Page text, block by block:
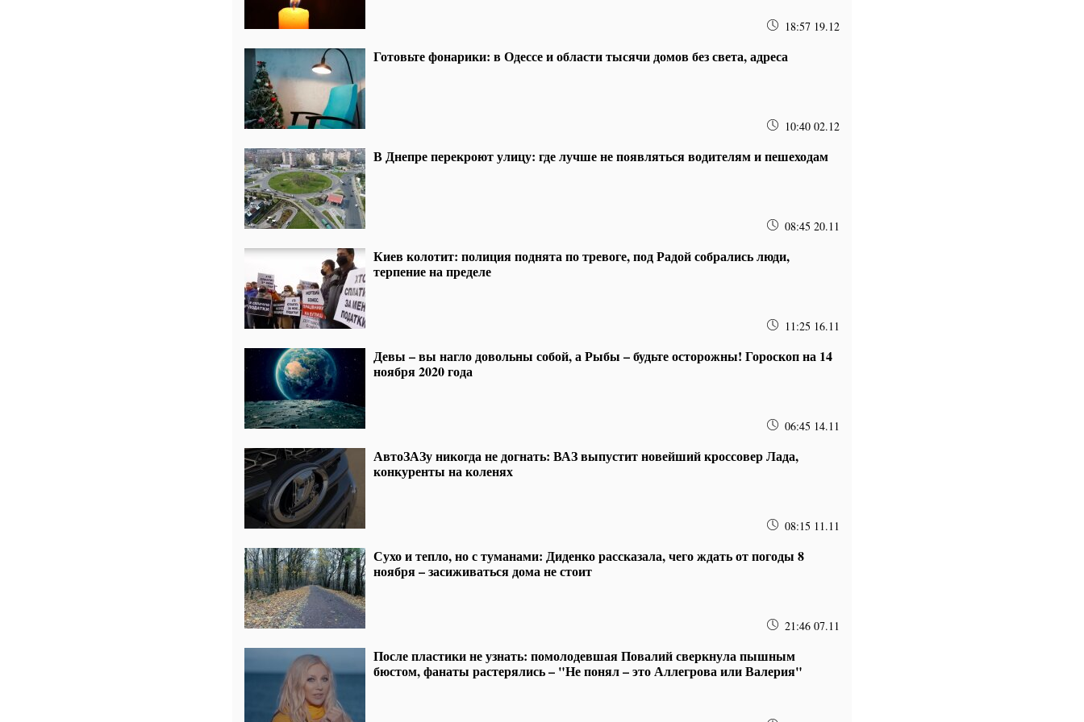
18:57 19.12
Готовьте фонарики: в Одессе и области тысячи домов без света, адреса
10:40 02.12
В Днепре перекроют улицу: где лучше не появляться водителям и пешеходам
08:45 20.11
Киев колотит: полиция поднята по тревоге, под Радой собрались люди,
терпение на пределе
11:25 16.11
Девы – вы нагло довольны собой, а Рыбы – будьте осторожны! Гороскоп на 14
ноября 2020 года
06:45 14.11
АвтоЗАЗу никогда не догнать: ВАЗ выпустит новейший кроссовер Лада,
конкуренты на коленях
08:15 11.11
Сухо и тепло, но с туманами: Диденко рассказала, чего ждать от погоды 8
ноября – засиживаться дома не стоит
21:46 07.11
После пластики не узнать: помолодевшая Повалий сверкнула пышным
бюстом, фанаты растерялись – "Не понял – это Аллегрова или Валерия"